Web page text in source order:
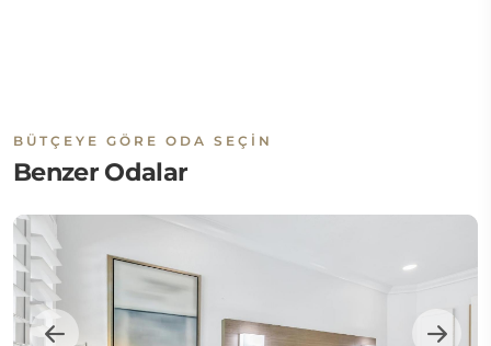
BÜTÇEYE GÖRE ODA SEÇIN
Benzer Odalar